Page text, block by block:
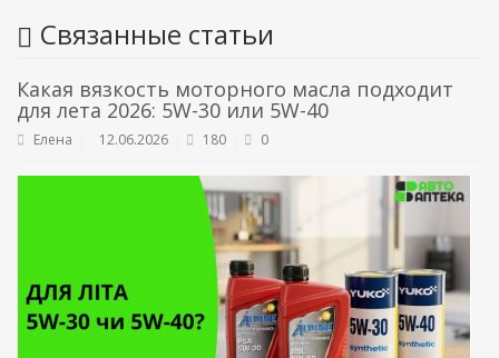
Связанные статьи
Какая вязкость моторного масла подходит
для лета 2026: 5W-30 или 5W-40
Елена 12.06.2026 180 0